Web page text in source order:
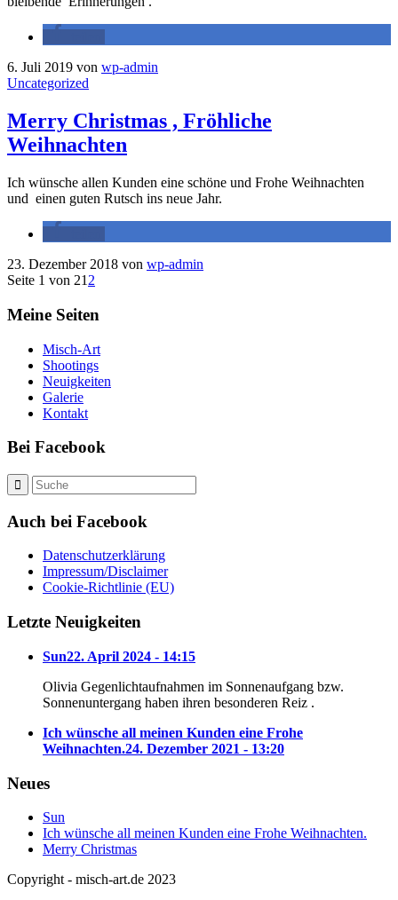
6. Juli 2019 von wp-admin
Uncategorized
Merry Christmas , Fröhliche
Weihnachten
Ich wünsche allen Kunden eine schöne und Frohe Weihnachten
und einen guten Rutsch ins neue Jahr.
23. Dezember 2018 von wp-admin
Seite 1 von 21 2
Meine Seiten
Misch-Art
Shootings
Neuigkeiten
Galerie
Kontakt
Bei Facebook
Auch bei Facebook
Datenschutzerklärung
Impressum/Disclaimer
Cookie-Richtlinie (EU)
Letzte Neuigkeiten
Sun22. April 2024 - 14:15
Olivia Gegenlichtaufnahmen im Sonnenaufgang bzw.
Sonnenuntergang haben ihren besonderen Reiz .
Ich wünsche all meinen Kunden eine Frohe
Weihnachten.24. Dezember 2021 - 13:20
Neues
Sun
Ich wünsche all meinen Kunden eine Frohe Weihnachten.
Merry Christmas
Copyright - misch-art.de 2023